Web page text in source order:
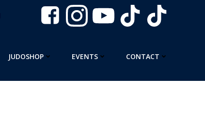
JUDOSHOP EVENTS CONTACT